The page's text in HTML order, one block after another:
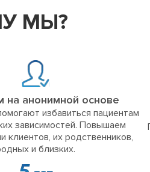
МЫ?
на анонимной основе
избавиться пациентам
зависимостей. Повышаем
клиентов, их родственников,
и близких.